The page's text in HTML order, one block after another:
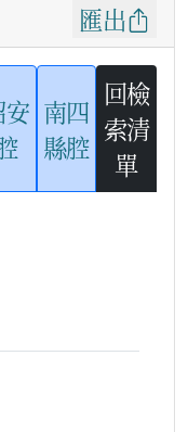
匯出
安 南四
縣腔
回檢
索清
單